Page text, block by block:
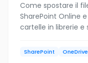
Come spostare il
SharePoint Online
cartelle in librerie e
SharePoint OneDrive